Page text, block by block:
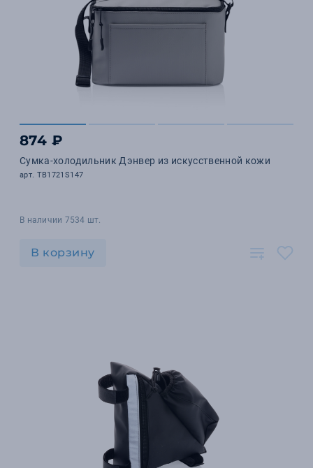
874 ₽
Сумка-холодильник Дэнвер из искусственной кожи
арт. TB1721S147
В наличии 7534 шт.
В корзину